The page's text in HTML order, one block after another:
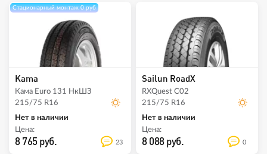
Стационарный монтаж 0 руб
Kama
Кама Euro 131 НкШЗ
215/75 R16
Нет в наличии
Цена:
8 765 руб. 23
Sailun RoadX
RXQuest C02
215/75 R16
Нет в наличии
Цена:
8 088 руб. 0